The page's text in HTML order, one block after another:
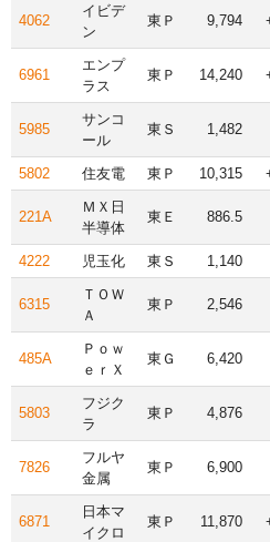
4062
イビデ
ン
東Ｐ 9,794
6961
エンプ
ラス
東Ｐ 14,240
5985
サンコ
ール
東Ｓ 1,482
5802 住友電 東Ｐ 10,315
221A
ＭＸ日
半導体
東Ｅ 886.5
4222 児玉化 東Ｓ 1,140
6315
ＴＯＷ
Ａ
東Ｐ 2,546
485A
Ｐｏｗ
ｅｒＸ
東Ｇ 6,420
5803
フジク
ラ
東Ｐ 4,876
7826
フルヤ
金属
東Ｐ 6,900
6871
日本マ
イクロ
東Ｐ 11,870